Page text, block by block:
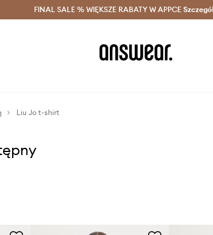
Oszczędzaj z Answear Club > Dostawa nawet w 24h
FINAL SALE % WIĘKSZE RABATY W APPCE
Liu Jo t-shirt